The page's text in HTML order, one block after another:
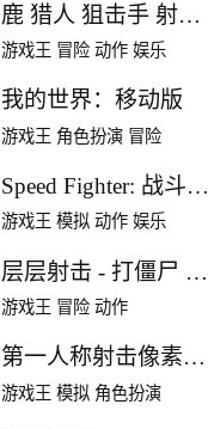
游
鹿 猎人 狙击手 射击
非洲 野生动物园
游戏王 冒险 动作 娱乐
我的世界：移动版
游戏王 角色扮演 冒险
Speed Fighter: 战斗机
空战射击
游戏王 模拟 动作 娱乐
层层射击 - 打僵尸 特
工防守游戏
游戏王 冒险 动作
第一人称射击像素低
模战地1914
游戏王 模拟 角色扮演